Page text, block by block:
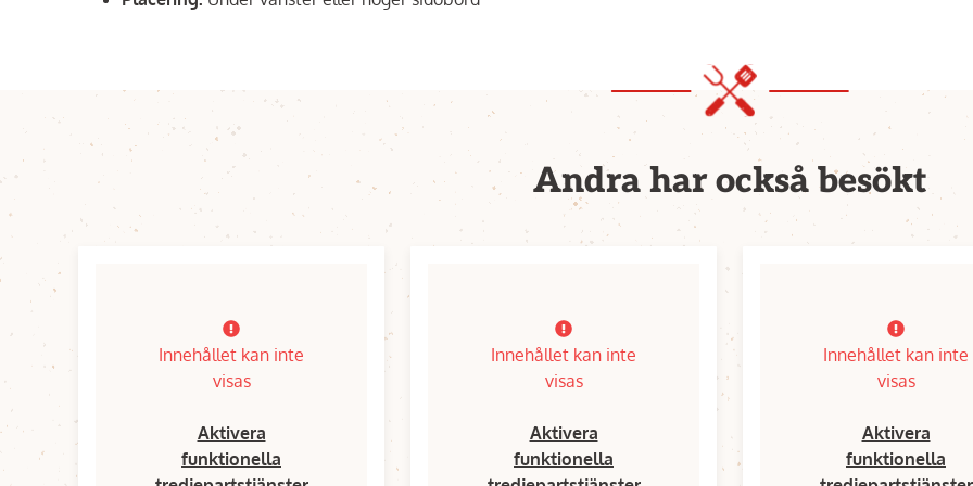
Andra har också besökt
Innehållet kan inte
visas
Aktivera
funktionella
Innehållet kan inte
visas
Aktivera
funktionella
Innehållet kan inte
visas
Aktivera
funktionella